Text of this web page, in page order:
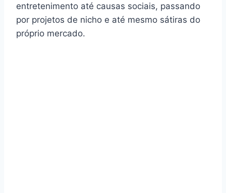
entretenimento até causas sociais, passando
por projetos de nicho e até mesmo sátiras do
próprio mercado.